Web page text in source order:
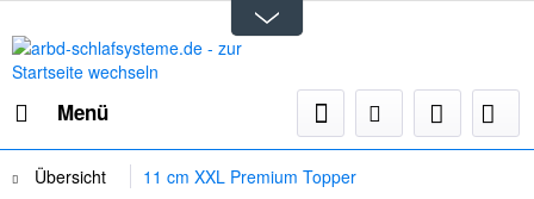
Menü
Übersicht 11 cm XXL Premium Topper